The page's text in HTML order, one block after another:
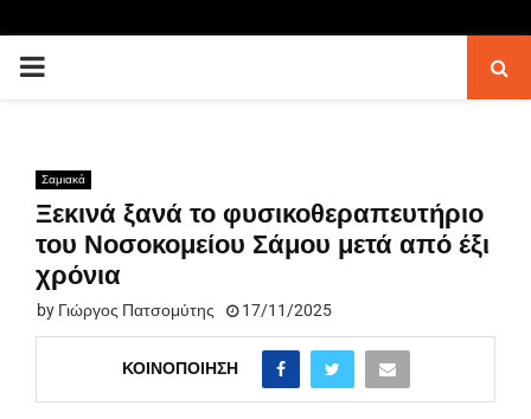
PRIMARY
Σαμιακά
Ξεκινά ξανά το φυσικοθεραπευτήριο
του Νοσοκομείου Σάμου μετά από έξι
χρόνια
by Γιώργος Πατσομύτης 17/11/2025
ΚΟΙΝΟΠΟΊΗΣΗ